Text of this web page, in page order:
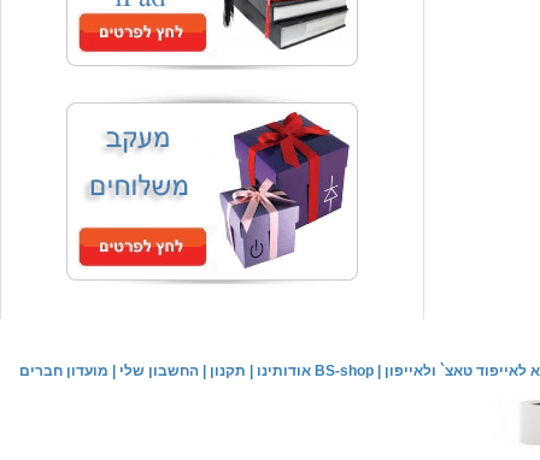
₪59.00
המחיר שלך
משלוח חינם
שעון יד אופנתי
₪59.00
המחיר שלך
משלוח חינם
שעון יד לילדים \ הלו קיטי - לבן
₪44.00 המחיר שלך מועדון חברים החשבון שלי| תקנון אודותינו BS-shop| טאצ` ולאייפון